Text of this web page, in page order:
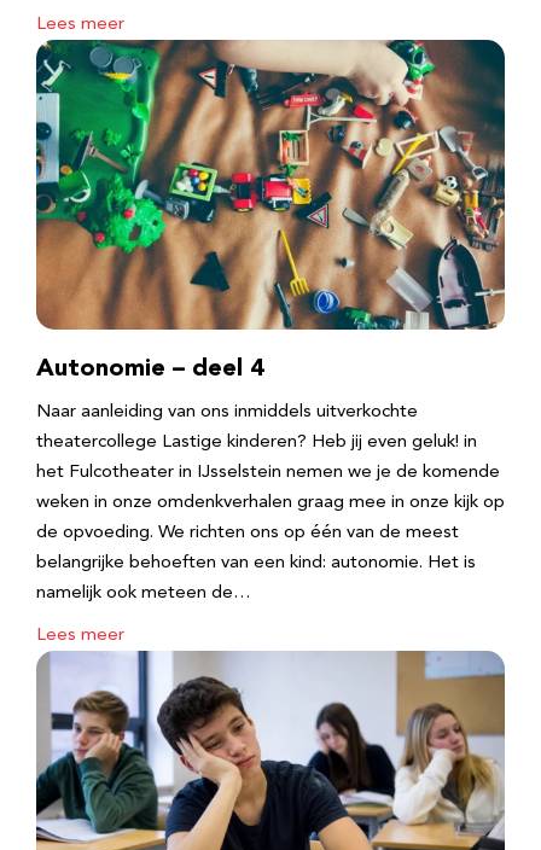
Lees meer
Autonomie – deel 4
Naar aanleiding van ons inmiddels uitverkochte
theatercollege Lastige kinderen? Heb jij even geluk! in
het Fulcotheater in IJsselstein nemen we je de komende
weken in onze omdenkverhalen graag mee in onze kijk op
de opvoeding. We richten ons op één van de meest
belangrijke behoeften van een kind: autonomie. Het is
namelijk ook meteen de…
Lees meer